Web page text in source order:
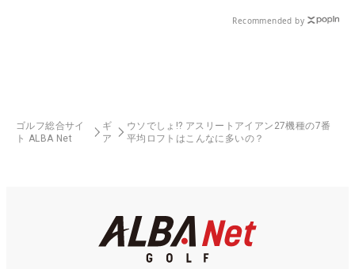
Recommended by
ゴルフ総合サイ
ト ALBA Net
ギ
ア
ウソでしょ!? アスリートアイアン27機種の7番
平均ロフトはこんなに多いの？